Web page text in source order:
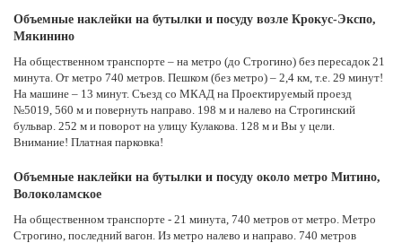
Объемные наклейки на бутылки и посуду возле Крокус-Экспо,
Мякинино
На общественном транспорте – на метро (до Строгино) без пересадок 21
минута. От метро 740 метров. Пешком (без метро) – 2,4 км, т.е. 29 минут!
На машине – 13 минут. Съезд со МКАД на Проектируемый проезд
№5019, 560 м и повернуть направо. 198 м и налево на Строгинский
бульвар. 252 м и поворот на улицу Кулакова. 128 м и Вы у цели.
Внимание! Платная парковка!
Объемные наклейки на бутылки и посуду около метро Митино,
Волоколамское
На общественном транспорте - 21 минута, 740 метров от метро. Метро
Строгино, последний вагон. Из метро налево и направо. 740 метров